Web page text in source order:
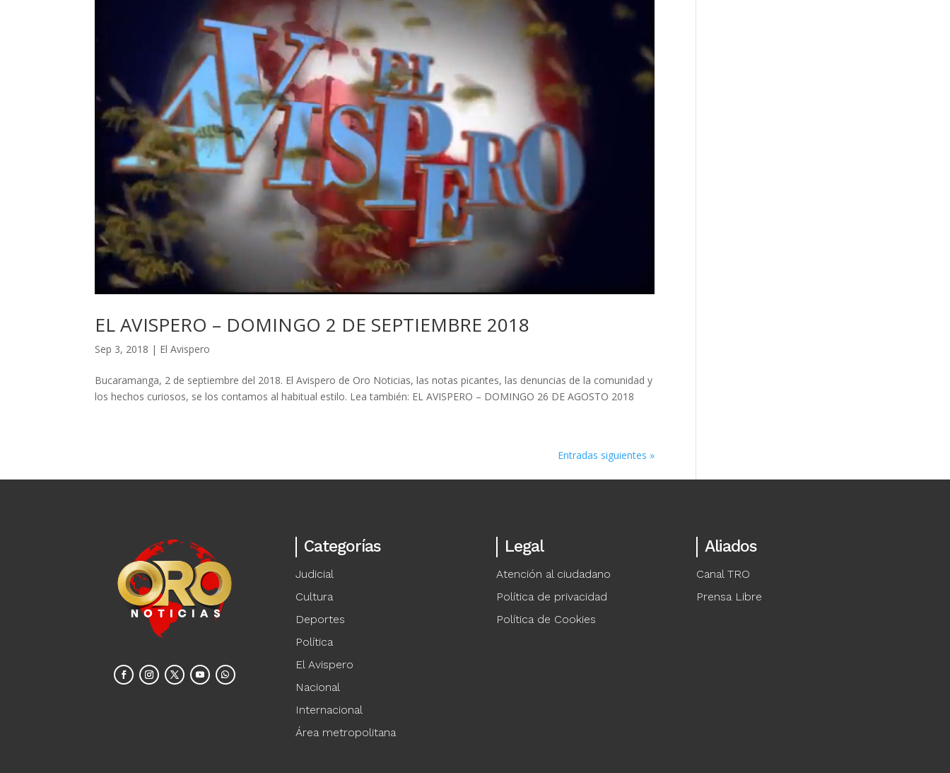
EL AVISPERO – DOMINGO 2 DE SEPTIEMBRE 2018
Sep 3, 2018 | El Avispero
Bucaramanga, 2 de septiembre del 2018. El Avispero de Oro Noticias, las notas picantes, las denuncias de la comunidad y
los hechos curiosos, se los contamos al habitual estilo. Lea también: EL AVISPERO – DOMINGO 26 DE AGOSTO 2018
Entradas siguientes »
Categorías
Judicial
Cultura
Deportes
Política
El Avispero
Nacional
Internacional
Área metropolitana
Legal
Atención al ciudadano
Política de privacidad
Política de Cookies
Aliados
Canal TRO
Prensa Libre